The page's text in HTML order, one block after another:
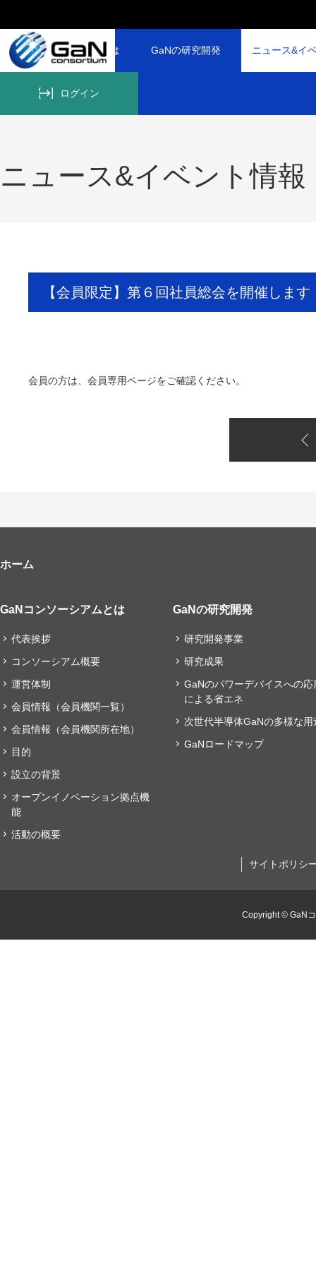
GaNコンソーシアムとは GaNの研究開発 ニュース&イ
ログイン
ニュース&イベント情報
【会員限定】第６回社員総会を開催します
会員の方は、会員専用ページをご確認ください。
ホーム
GaNコンソーシアムとは
代表挨拶
コンソーシアム概要
運営体制
会員情報（会員機関一覧）
会員情報（会員機関所在地）
目的
設立の背景
オープンイノベーション拠点機
能
活動の概要
GaNの研究開発
研究開発事業
研究成果
GaNのパワーデバイスへの応
による省エネ
次世代半導体GaNの多様な用
GaNロードマップ
サイトポリシ
Copyright © GaN